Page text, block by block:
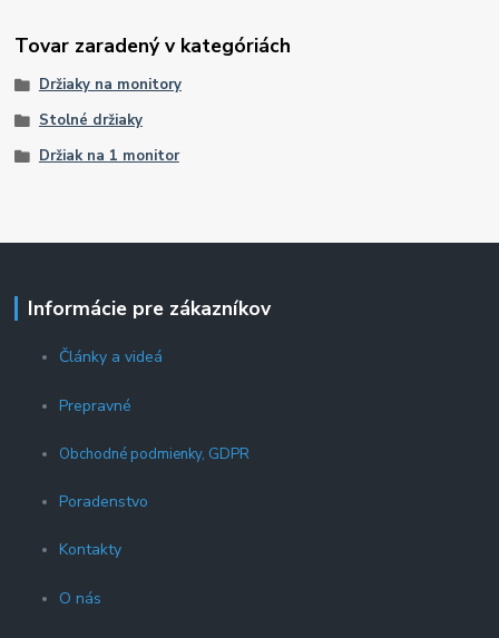
Tovar zaradený v kategóriách
Držiaky na monitory
Stolné držiaky
Držiak na 1 monitor
Informácie pre zákazníkov
Články a videá
Prepravné
Obchodné podmienky, GDPR
Poradenstvo
Kontakty
O nás